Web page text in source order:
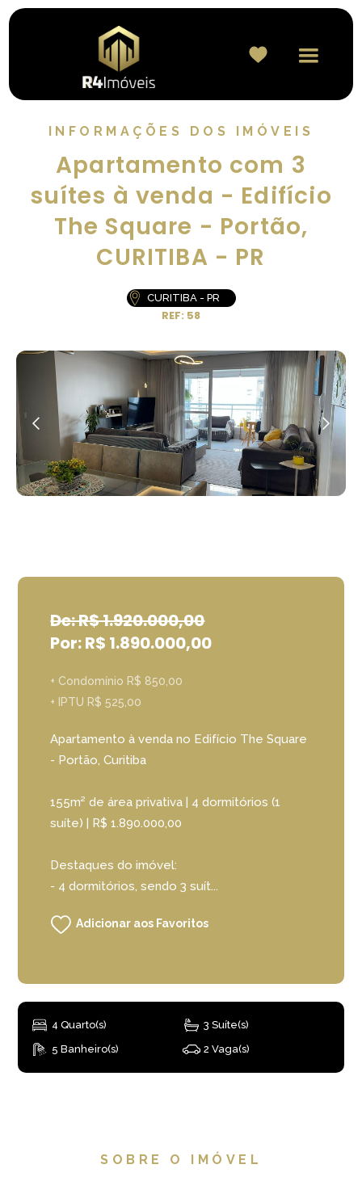
INFORMAÇÕES DOS IMÓVEIS
Apartamento com 3
suítes à venda - Edifício
The Square - Portão,
CURITIBA - PR
CURITIBA - PR
REF: 58
De: R$ 1.920.000,00
Por: R$ 1.890.000,00
+ Condomínio R$ 850,00
+ IPTU R$ 525,00
Apartamento à venda no Edifício The Square
- Portão, Curitiba
155m² de área privativa | 4 dormitórios (1
suíte) | R$ 1.890.000,00
Destaques do imóvel:
- 4 dormitórios, sendo 3 suít...
Adicionar aos Favoritos
4 Quarto(s)
3 Suíte(s)
5 Banheiro(s)
2 Vaga(s)
SOBRE O IMÓVEL